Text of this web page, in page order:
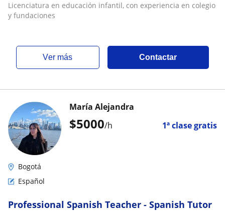
Licenciatura en educación infantil, con experiencia en colegio
y fundaciones
ver más Contactar
$5000/h 1ª clase gratis
María Alejandra
Bogotá
Español
Professional Spanish Teacher - Spanish Tutor